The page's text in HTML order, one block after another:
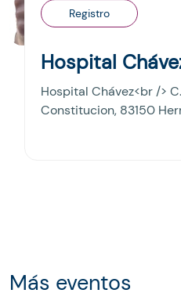
Registro
Hospital
Hospital Chávez<br />
Constitucion, 83150
Más eventos